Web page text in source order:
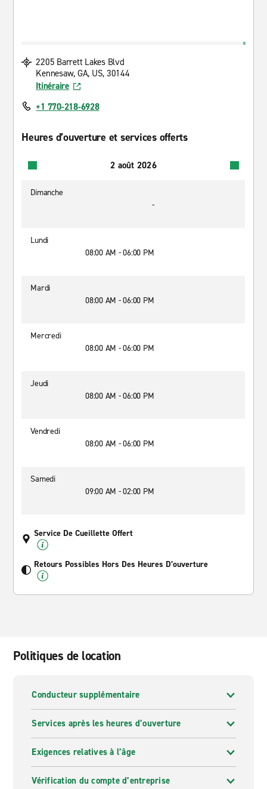
2205 Barrett Lakes Blvd
Kennesaw, GA, US, 30144
Itinéraire
+1 770-218-6928
Heures d’ouverture et services offerts
2 août 2026
Dimanche
-
Lundi
08:00 AM - 06:00 PM
Mardi
08:00 AM - 06:00 PM
Mercredi
08:00 AM - 06:00 PM
Jeudi
08:00 AM - 06:00 PM
Vendredi
08:00 AM - 06:00 PM
Samedi
09:00 AM - 02:00 PM
Service De Cueillette Offert
Retours Possibles Hors Des Heures D’ouverture
Politiques de location
Conducteur supplémentaire
Services après les heures d’ouverture
Exigences relatives à l’âge
Vérification du compte d’entreprise